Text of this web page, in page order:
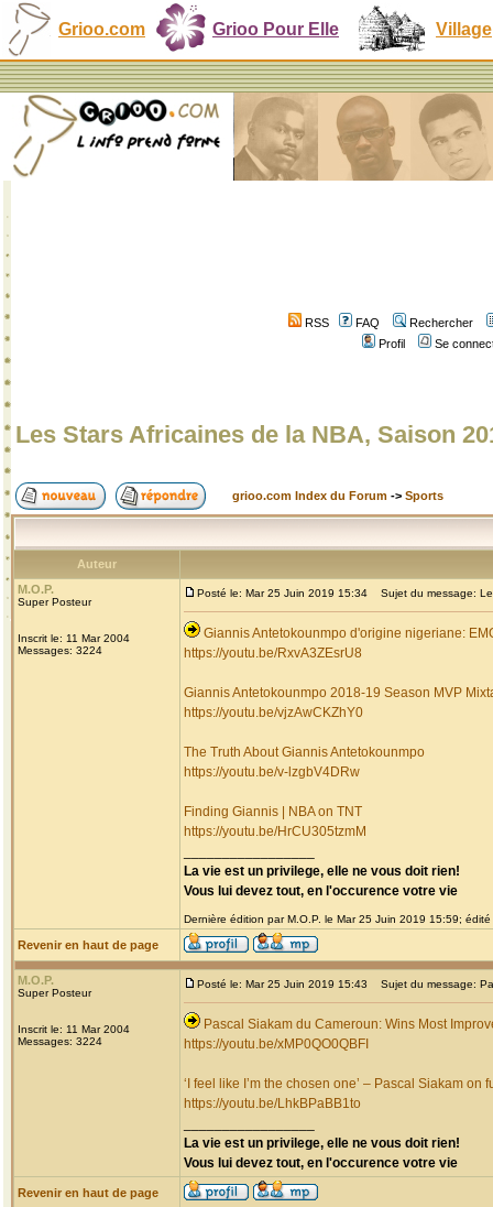
Grioo.com Grioo Pour Elle Village
RSS FAQ
Rechercher
Profil
Se
Les Stars Africaines de la NBA, Saison
grioo.com Index du Forum -> Sports
Auteur
M.O.P.
Super Posteur
Inscrit le: 11 Mar 2004
Messages: 3224
Posté le: Mar 25 Juin 2019 15:34 Sujet du message:
Giannis Antetokounmpo d'origine nigeriane:
https://youtu.be/RxvA3ZEsrU8
Giannis Antetokounmpo 2018-19 Season MVP
https://youtu.be/vjzAwCKZhY0
The Truth About Giannis Antetokounmpo
https://youtu.be/v-lzgbV4DRw
Finding Giannis | NBA on TNT
https://youtu.be/HrCU305tzmM
La vie est un privilege, elle ne vous doit rien!
Vous lui devez tout, en l'occurence votre vie
Dernière édition par M.O.P. le Mar 25 Juin 2019 15:59;
Revenir en haut de page
M.O.P.
Super Posteur
Inscrit le: 11 Mar 2004
Messages: 3224
Posté le: Mar 25 Juin 2019 15:43 Sujet du message:
Pascal Siakam du Cameroun: Wins Most
https://youtu.be/xMP0QO0QBFI
‘I feel like I’m the chosen one’ – Pascal Siakam on
https://youtu.be/LhkBPaBB1to
La vie est un privilege, elle ne vous doit rien!
Vous lui devez tout, en l'occurence votre vie
Revenir en haut de page